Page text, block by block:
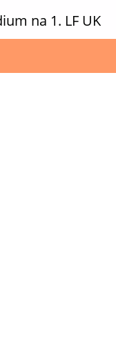
na 1. LF UK